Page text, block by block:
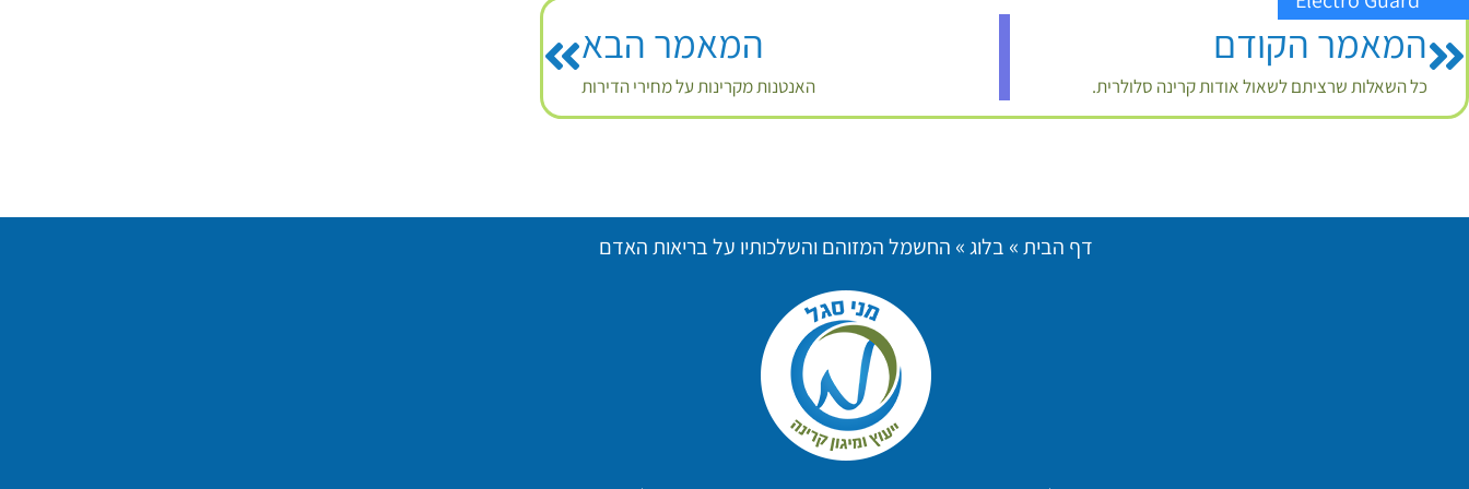
המאמר הקודם
כל השאלות שרציתם לשאול אודות קרינה סלולרית.
המאמר הבא
האנטנות מקרינות על מחירי הדירות
דף הבית» בלוג» החשמל המזוהם והשלכותיו על בריאות האדם